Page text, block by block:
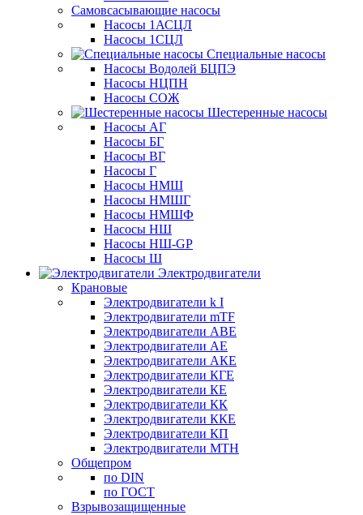
Самовсасывающие насосы
Насосы 1АСЦЛ
Насосы 1СЦЛ
Специальные насосы
Насосы Водолей БЦПЭ
Насосы НЦПН
Насосы СОЖ
Шестеренные насосы
Насосы АГ
Насосы БГ
Насосы ВГ
Насосы Г
Насосы НМШ
Насосы НМШГ
Насосы НМШФ
Насосы НШ
Насосы НШ-GP
Насосы Ш
Электродвигатели
Крановые
Электродвигатели k I
Электродвигатели mTF
Электродвигатели АВЕ
Электродвигатели АЕ
Электродвигатели АКЕ
Электродвигатели КГЕ
Электродвигатели КЕ
Электродвигатели КК
Электродвигатели ККЕ
Электродвигатели КП
Электродвигатели МТН
Общепром
по DIN
по ГОСТ
Взрывозащищенные